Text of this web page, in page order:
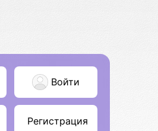
Войти
Регистрация